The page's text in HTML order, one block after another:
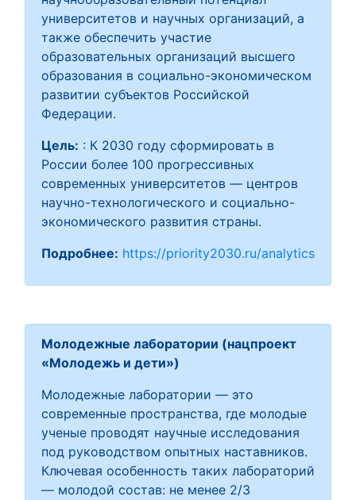
университетов и научных организаций, а
также обеспечить участие
образовательных организаций высшего
образования в социально-экономическом
развитии субъектов Российской
Федерации.
Цель: : К 2030 году сформировать в
России более 100 прогрессивных
современных университетов — центров
научно-технологического и социально-
экономического развития страны.
Подробнее: https://priority2030.ru/analytics
Молодежные лаборатории (нацпроект
«Молодежь и дети»)
Молодежные лаборатории — это
современные пространства, где молодые
ученые проводят научные исследования
под руководством опытных наставников.
Ключевая особенность таких лабораторий
— молодой состав: не менее 2/3